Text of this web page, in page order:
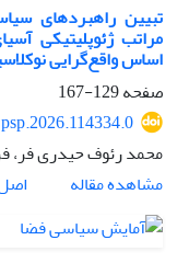
تبیین راهبردهای
‌مراتب ژئوپلیتیکی
اساس واقع‌گرایی
صفحه129-167
محمد رئوف حیدری فر،
مشاهده مقاله